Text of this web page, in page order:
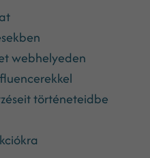
webhelyeden
történeteidbe